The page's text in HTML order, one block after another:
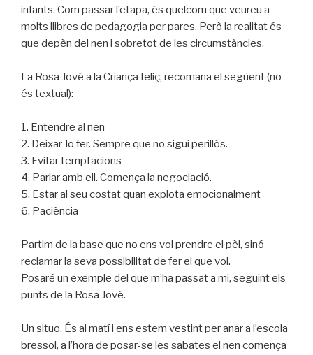
infants. Com passar l’etapa, és quelcom que veureu a
molts llibres de pedagogia per pares. Però la realitat és
que depèn del nen i sobretot de les circumstàncies.
La Rosa Jové a la Criança feliç, recomana el següent (no
és textual):
1. Entendre al nen
2. Deixar-lo fer. Sempre que no sigui perillós.
3. Evitar temptacions
4. Parlar amb ell. Comença la negociació.
5. Estar al seu costat quan explota emocionalment
6. Paciència
Partim de la base que no ens vol prendre el pèl, sinó
reclamar la seva possibilitat de fer el que vol.
Posaré un exemple del que m’ha passat a mi, seguint els
punts de la Rosa Jové.
Un situo. És al matí i ens estem vestint per anar a l’escola
bressol, a l’hora de posar-se les sabates el nen comença